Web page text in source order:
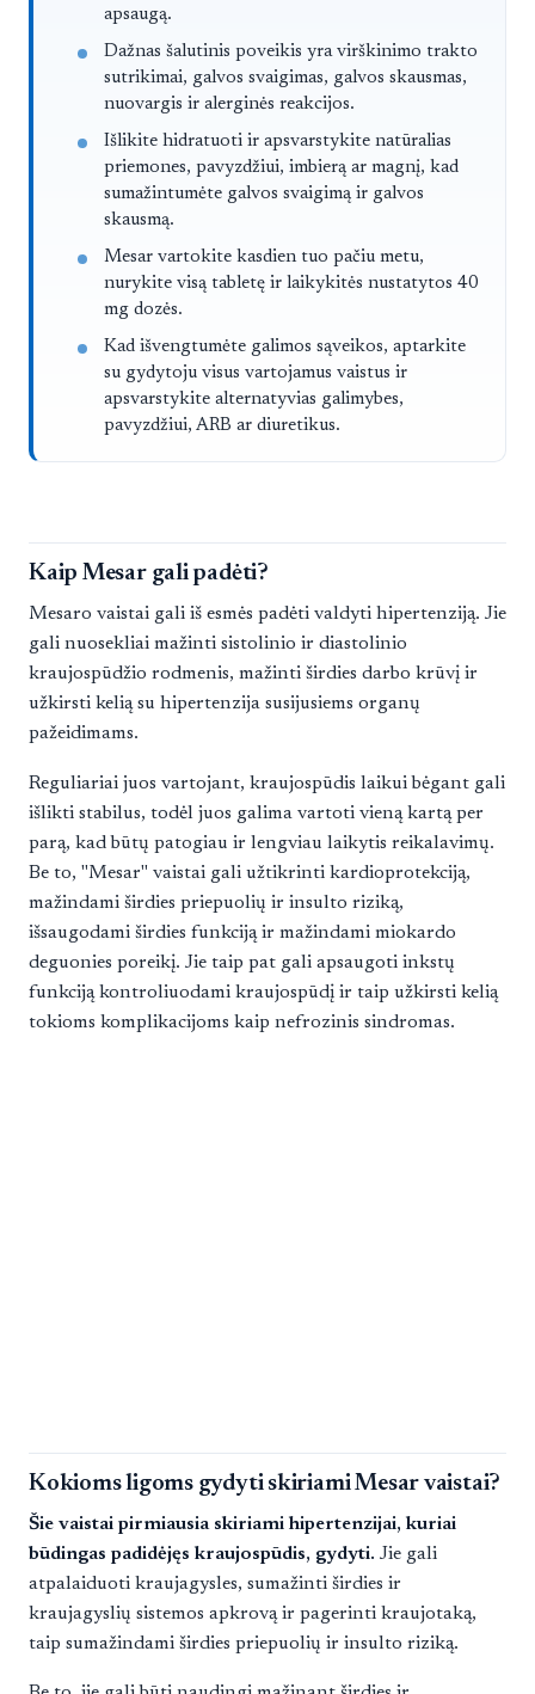
apsaugą.
Dažnas šalutinis poveikis yra virškinimo trakto
sutrikimai, galvos svaigimas, galvos skausmas,
nuovargis ir alerginės reakcijos.
Išlikite hidratuoti ir apsvarstykite natūralias
priemones, pavyzdžiui, imbierą ar magnį, kad
sumažintumėte galvos svaigimą ir galvos
skausmą.
Mesar vartokite kasdien tuo pačiu metu,
nurykite visą tabletę ir laikykitės nustatytos 40
mg dozės.
Kad išvengtumėte galimos sąveikos, aptarkite
su gydytoju visus vartojamus vaistus ir
apsvarstykite alternatyvias galimybes,
pavyzdžiui, ARB ar diuretikus.
Kaip Mesar gali padėti?
Mesaro vaistai gali iš esmės padėti valdyti hipertenziją. Jie
gali nuosekliai mažinti sistolinio ir diastolinio
kraujospūdžio rodmenis, mažinti širdies darbo krūvį ir
užkirsti kelią su hipertenzija susijusiems organų
pažeidimams.
Reguliariai juos vartojant, kraujospūdis laikui bėgant gali
išlikti stabilus, todėl juos galima vartoti vieną kartą per
parą, kad būtų patogiau ir lengviau laikytis reikalavimų.
Be to, "Mesar" vaistai gali užtikrinti kardioprotekciją,
mažindami širdies priepuolių ir insulto riziką,
išsaugodami širdies funkciją ir mažindami miokardo
deguonies poreikį. Jie taip pat gali apsaugoti inkstų
funkciją kontroliuodami kraujospūdį ir taip užkirsti kelią
tokioms komplikacijoms kaip nefrozinis sindromas.
Kokioms ligoms gydyti skiriami Mesar vaistai?
Šie vaistai pirmiausia skiriami hipertenzijai, kuriai
būdingas padidėjęs kraujospūdis, gydyti. Jie gali
atpalaiduoti kraujagysles, sumažinti širdies ir
kraujagyslių sistemos apkrovą ir pagerinti kraujotaką,
taip sumažindami širdies priepuolių ir insulto riziką.